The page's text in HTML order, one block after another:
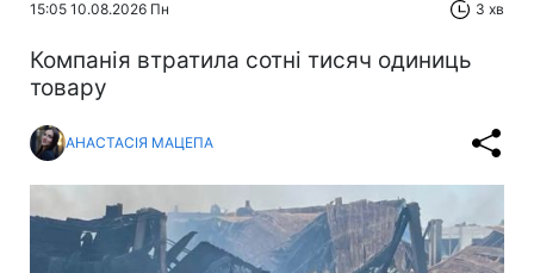
15:05 10.08.2026 Пн 3 хв
Компанія втратила сотні тисяч одиниць
товару
АНАСТАСІЯ МАЦЕПА